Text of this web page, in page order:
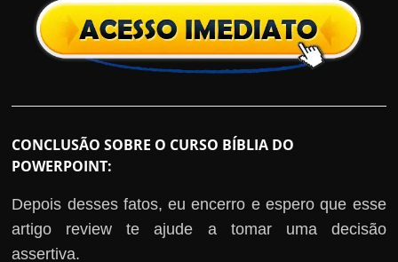
CONCLUSÃO SOBRE O CURSO BÍBLIA DO
POWERPOINT:
Depois desses fatos, eu encerro e espero que esse
artigo review te ajude a tomar uma decisão
assertiva.